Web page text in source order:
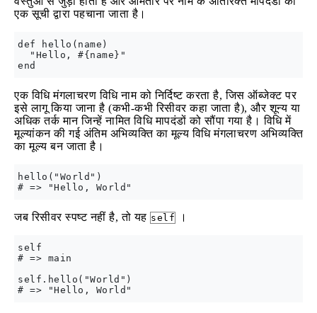
एक सूची द्वारा पहचाना जाता है।
def hello(name)
  "Hello, #{name}"
एक विधि मंगलाचरण विधि नाम को निर्दिष्ट करता है, जिस ऑब्जेक्ट पर
इसे लागू किया जाना है (कभी-कभी रिसीवर कहा जाता है), और शून्य या
अधिक तर्क मान जिन्हें नामित विधि मापदंडों को सौंपा गया है। विधि में
मूल्यांकन की गई अंतिम अभिव्यक्ति का मूल्य विधि मंगलाचरण अभिव्यक्ति
का मूल्य बन जाता है।
hello("World")
जब रिसीवर स्पष्ट नहीं है, तो यह self ।
self
# => main
self.hello("World")